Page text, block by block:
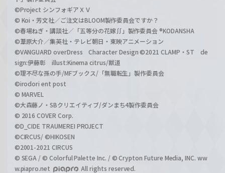
©Project シンフォギアＸＶ
© Koi・芳文社／ご注文はBLOOM製作委員会ですか？
©春場ねぎ・講談社／「五等分の花嫁∬」製作委員会 ®KODANSHA
©葦原大介／集英社・テレビ朝日・東映アニメーション
©VANGUARD overDress Character Design ©2021 CLAMP・ST de
sign:伊藤彰 illust:Kinema citrus/獣道
©理不尽な孫の手/MFブックス/「無職転生」製作委員会
©irodori ent post
© MARVEL
©大森藤ノ・SBクリエイティブ/ダンまち4製作委員会
© 2016 COVER Corp.
©D_CIDE TRAUMEREI PROJECT
©CIRCUS/ ©HIKOSEN
©2001-2021 CIRCUS
© SEGA / © Colorful Palette Inc. / © Crypton Future Media, INC. ww
w.piapro.net
All rights reserved.